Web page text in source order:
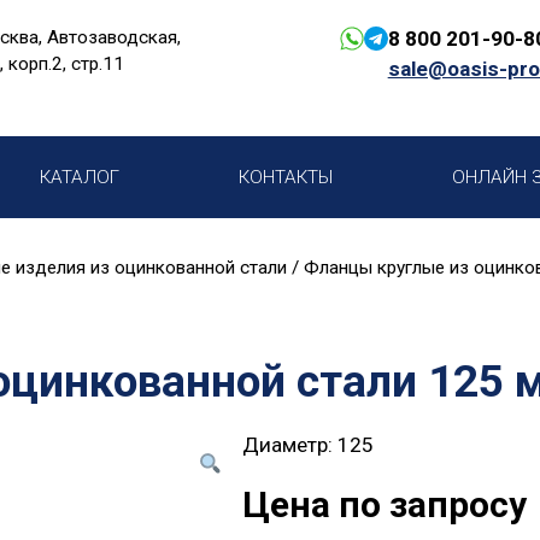
Автозаводская,
корп.2, стр.11
8 800 201-90-
sale@oasis-
КАТАЛОГ КОНТАКТЫ ОНЛАЙН
изделия из оцинкованной стали / Фланцы круглые из
стали 125
Диаметр: 125
Цена по запросу